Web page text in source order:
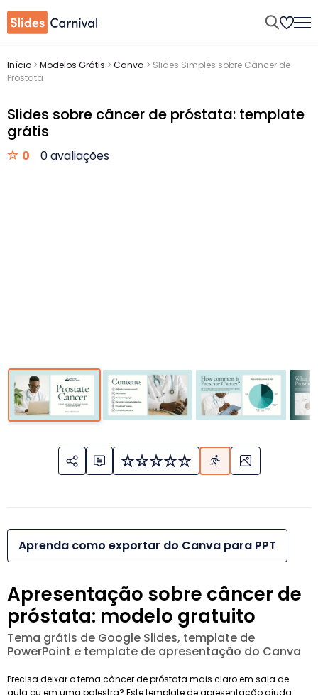
Início > Modelos Grátis > Canva > Slides Simples sobre Câncer de
Próstata
Slides sobre câncer de próstata: template
grátis
0 0 avaliações
Aprenda como exportar do Canva para PPT
Apresentação sobre câncer de
próstata: modelo gratuito
Tema grátis de Google Slides, template de
PowerPoint e template de apresentação do Canva
Precisa deixar o tema câncer de próstata mais claro em sala de